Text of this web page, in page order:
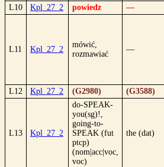
L10
Kpl_27_2 powiedz —
L11 Kpl_27_2
mówić,
rozmawiać
—
L12 Kpl_27_2 (G2980) (G3588)
L13 Kpl_27_2
do-SPEAK-
you(sg)!,
going-to-
SPEAK (fut
ptcp)
(nom|acc|voc,
voc)
the (dat)